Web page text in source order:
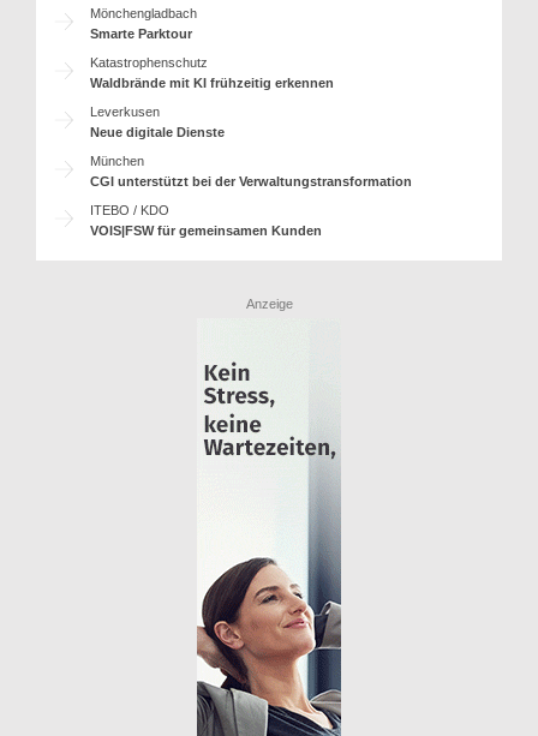
Mönchengladbach
Smarte Parktour
Katastrophenschutz
Waldbrände mit KI frühzeitig erkennen
Leverkusen
Neue digitale Dienste
München
CGI unterstützt bei der Verwaltungstransformation
ITEBO / KDO
VOIS|FSW für gemeinsamen Kunden
Anzeige